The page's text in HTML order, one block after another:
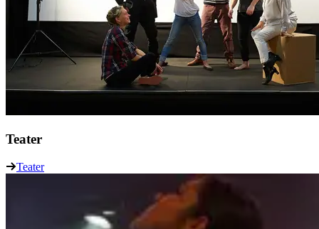
Teater
Teater